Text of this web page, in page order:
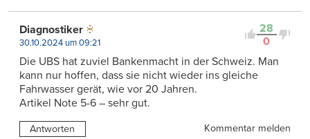
28
0
Diagnostiker
30.10.2024 um 09:21
Die UBS hat zuviel Bankenmacht in der Schweiz. Man
kann nur hoffen, dass sie nicht wieder ins gleiche
Fahrwasser gerät, wie vor 20 Jahren.
Artikel Note 5-6 – sehr gut.
Antworten Kommentar melden